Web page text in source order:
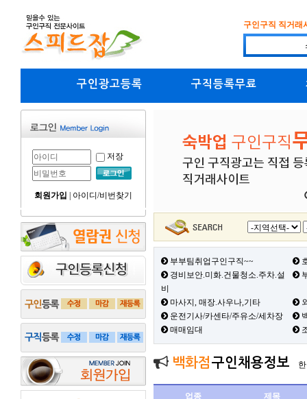
구인구직 직거래
구인광고등록 구직등록무료
저장
회원가입 아이디/비번찾기
부부팀취업구인구직~~
경비보안.미화.건물청소.주차.설
비
마사지, 매장.사우나,기타
운전기사/카센타/주유소/세차장
매매임대
백화점 구인채용정보
업종 제목